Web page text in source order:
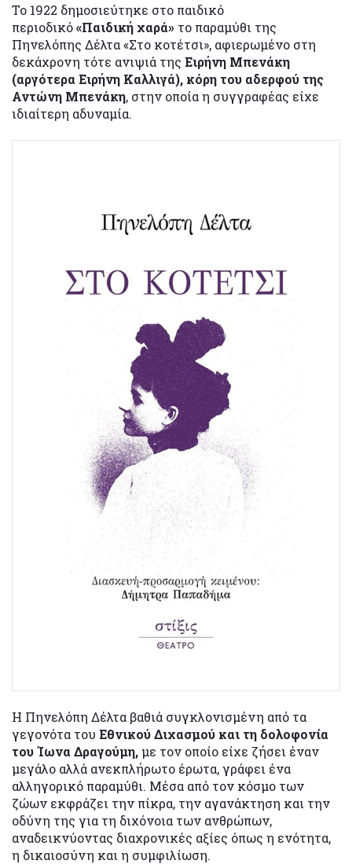
Το 1922 δημοσιεύτηκε στο παιδικό
περιοδικό«Παιδική χαρά» το παραμύθι της
Πηνελόπης Δέλτα «Στο κοτέτσι», αφιερωμένο στη
δεκάχρονη τότε ανιψιά της Ειρήνη Μπενάκη
(αργότερα Ειρήνη Καλλιγά), κόρη του αδερφού της
Αντώνη Μπενάκη, στην οποία η συγγραφέας είχε
ιδιαίτερη αδυναμία.
Η Πηνελόπη Δέλτα βαθιά συγκλονισμένη από τα
γεγονότα του Εθνικού Διχασμού και τη δολοφονία
του Ίωνα Δραγούμη,με τον οποίο είχε ζήσει έναν
μεγάλο αλλά ανεκπλήρωτο έρωτα, γράφει ένα
αλληγορικό παραμύθι. Μέσα από τον κόσμο των
ζώων εκφράζει την πίκρα, την αγανάκτηση και την
οδύνη της για τη διχόνοια των ανθρώπων,
αναδεικνύοντας διαχρονικές αξίες όπως η ενότητα,
η δικαιοσύνη και η συμφιλίωση.